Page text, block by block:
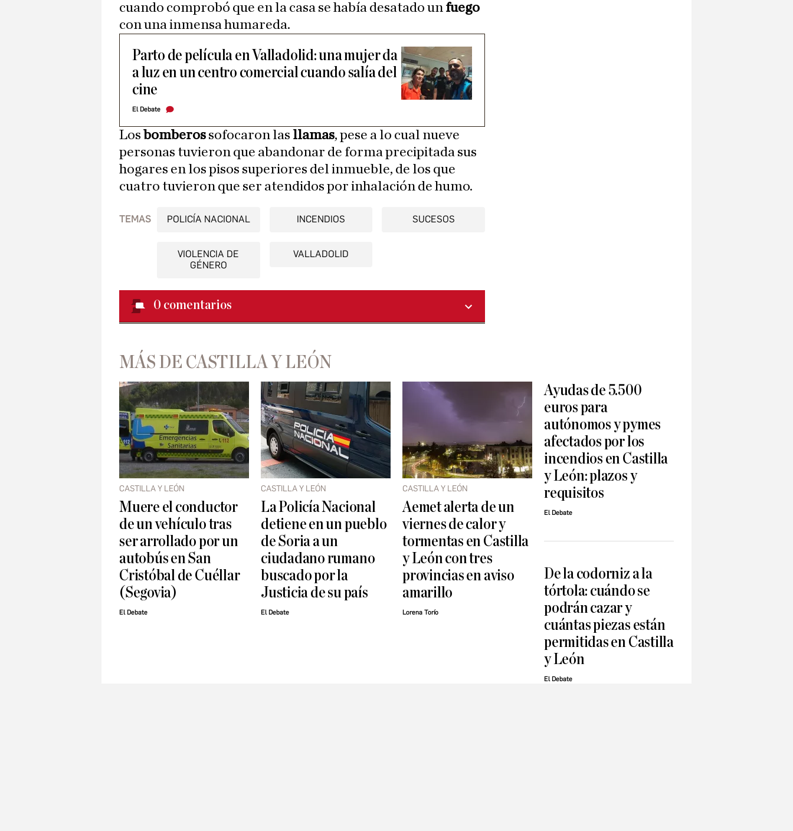
cuando comprobó que en la casa se había desatado un fuego
con una inmensa humareda.
Parto de película en Valladolid: una mujer da
a luz en un centro comercial cuando salía del
cine
El Debate
Los bomberos sofocaron las llamas, pese a lo cual nueve
personas tuvieron que abandonar de forma precipitada sus
hogares en los pisos superiores del inmueble, de los que
cuatro tuvieron que ser atendidos por inhalación de humo.
TEMAS POLICÍA NACIONAL INCENDIOS SUCESOS
VIOLENCIA DE
GÉNERO
VALLADOLID
0 comentarios
MÁS DE CASTILLA Y LEÓN
CASTILLA Y LEÓN
Muere el conductor
de un vehículo tras
ser arrollado por un
autobús en San
Cristóbal de Cuéllar
(Segovia)
El Debate
CASTILLA Y LEÓN
La Policía Nacional
detiene en un pueblo
de Soria a un
ciudadano rumano
buscado por la
Justicia de su país
El Debate
CASTILLA Y LEÓN
Aemet alerta de un
viernes de calor y
tormentas en Castilla
y León con tres
provincias en aviso
amarillo
Lorena Torío
Ayudas de 5.500
euros para
autónomos y pymes
afectados por los
incendios en Castilla
y León: plazos y
requisitos
El Debate
De la codorniz a la
tórtola: cuándo se
podrán cazar y
cuántas piezas están
permitidas en Castilla
y León
El Debate